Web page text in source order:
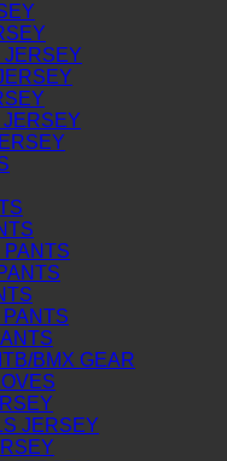
JERSEY
JERSEY
PANTS
BMX GEAR
JERSEY